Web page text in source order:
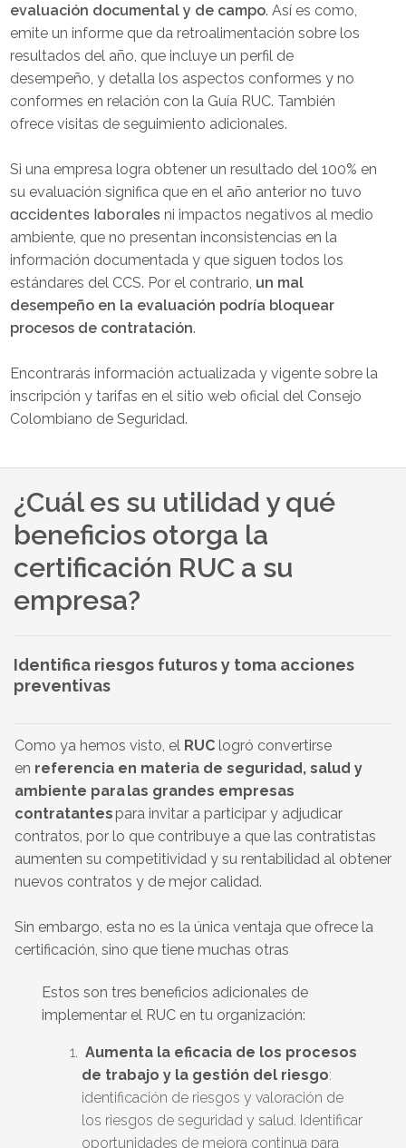
evaluación documental y de campo. Así es como,
emite un informe que da retroalimentación sobre los
resultados del año, que incluye un perfil de
desempeño, y detalla los aspectos conformes y no
conformes en relación con la Guía RUC. También
ofrece visitas de seguimiento adicionales.
Si una empresa logra obtener un resultado del 100% en
su evaluación significa que en el año anterior no tuvo
accidentes laborales ni impactos negativos al medio
ambiente, que no presentan inconsistencias en la
información documentada y que siguen todos los
estándares del CCS. Por el contrario, un mal
desempeño en la evaluación podría bloquear
procesos de contratación.
Encontrarás información actualizada y vigente sobre la
inscripción y tarifas en el sitio web oficial del Consejo
Colombiano de Seguridad.
¿Cuál es su utilidad y qué
beneficios otorga la
certificación RUC a su
empresa?
Identifica riesgos futuros y toma acciones
preventivas
Como ya hemos visto, el RUC logró convertirse
en referencia en materia de seguridad, salud y
ambiente para las grandes empresas
contratantespara invitar a participar y adjudicar
contratos, por lo que contribuye a que las contratistas
aumenten su competitividad y su rentabilidad al obtener
nuevos contratos y de mejor calidad.
Sin embargo, esta no es la única ventaja que ofrece la
certificación, sino que tiene muchas otras
Estos son tres beneficios adicionales de
implementar el RUC en tu organización:
Aumenta la eficacia de los procesos
de trabajo y la gestión del riesgo:
identificación de riesgos y valoración de
los riesgos de seguridad y salud. Identificar
oportunidades de mejora continua para